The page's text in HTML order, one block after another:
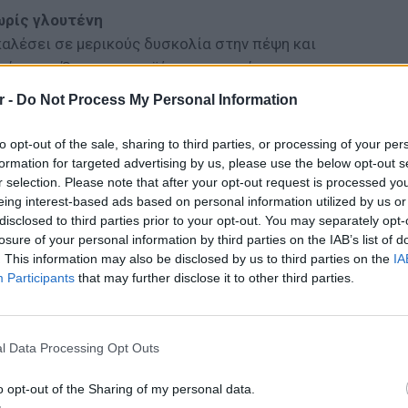
- Do Not Process My Personal Information
opt-out of the sale, sharing to third parties, or processing of your
for targeted advertising by us, please use the below opt-out
selection. Please note that after your opt-out request is processed
interest-based ads based on personal information utilized by us
to third parties prior to your opt-out. You may separately
of your personal information by third parties on the IAB’s list of
This information may also be disclosed by us to third parties on the
Participants that may further disclose it to other third parties.
Data Processing Opt Outs
opt-out of the Sharing of my personal data.
Πέρεζ
μετά
γλουτένη
σε μερικούς δυσκολία στην πέψη και
σας. Όμως τα προϊόντα που υπάρχουν
Δεν υπάρχει τίποτα το υγιεινό στα
χωρίς γλουτένη δεν είναι καμιά τρομερή
δικό σας μάφιν στο σπίτι, με γάλα καρύδας,
ΔΙΑΦΗΜΙΣΗ